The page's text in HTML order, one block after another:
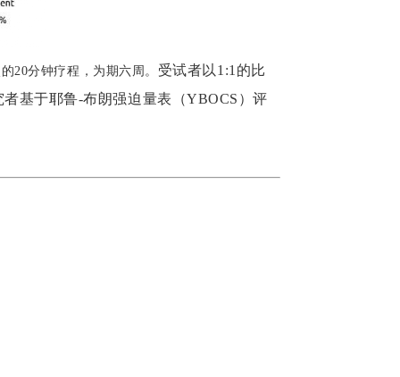
20分钟疗程，为期六周。 受试者以1:1的比
基于耶鲁-布朗强迫量表（YBOCS）评